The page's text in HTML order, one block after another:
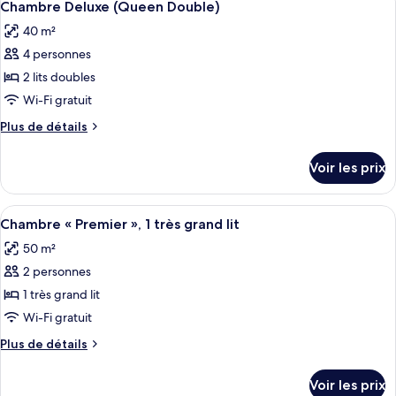
Suite
Studio
toutes
les
photos
pour
ce
type
de
Chambre
Deluxe
(Queen
Double)
Chambre Deluxe (Queen Double)
40 m²
4 personnes
2 lits doubles
Wi-Fi gratuit
Plus de détails
Plus
le
type
de
Chambre
Deluxe
Double)
Voir les prix
Afficher
toutes
les
photos
pour
ce
type
de
Une chambre d’hôtel moderne
3
Chambre « Premier », 1 très grand lit
50 m²
2 personnes
1 très grand lit
Wi-Fi gratuit
Plus de détails
Plus
Voir les prix